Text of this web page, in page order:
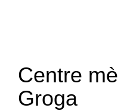
Centre
Groga